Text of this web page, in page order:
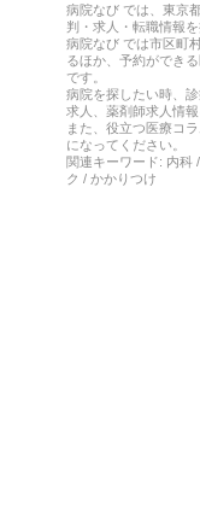
病院なび では、 東京
判・求人・転職情報を
病院なび では市区町
るほか、予約ができ
です。
病院を探したい時、
求人、薬剤師求人情
また、役立つ医療コ
になってください。
関連キーワード: 内科
ク / かかりつけ